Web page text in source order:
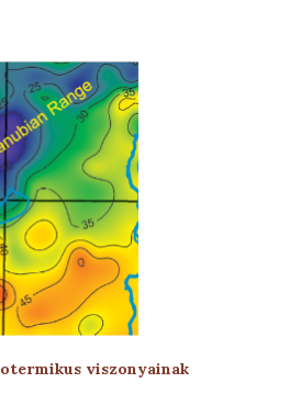
viszonyainak